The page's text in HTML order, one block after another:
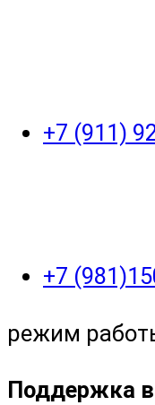
+7 (911)
+7
режим
Поддержка